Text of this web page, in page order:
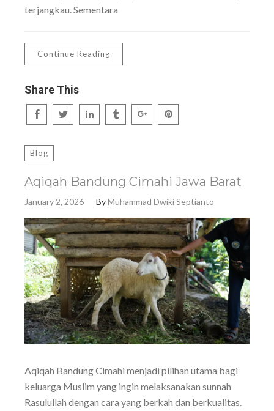
terjangkau. Sementara
Continue Reading
Share This
Blog
Aqiqah Bandung Cimahi Jawa Barat
January 2, 2026 ByMuhammad Dwiki Septianto
Aqiqah Bandung Cimahi menjadi pilihan utama bagi
keluarga Muslim yang ingin melaksanakan sunnah
Rasulullah dengan cara yang berkah dan berkualitas.